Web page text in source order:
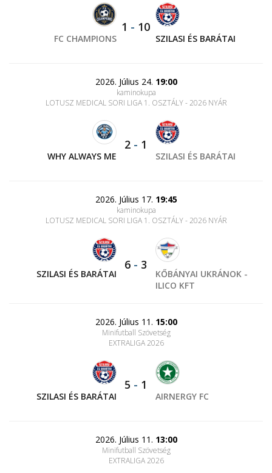
FC CHAMPIONS
1 - 10
SZILASI ÉS BARÁTAI
2026. Július 24. 19:00
kaminokupa
LOTUSZ MEDICAL SORI LIGA 1. OSZTÁLY - 2026 NYÁR
WHY ALWAYS ME
2 - 1
SZILASI ÉS BARÁTAI
2026. Július 17. 19:45
kaminokupa
LOTUSZ MEDICAL SORI LIGA 1. OSZTÁLY - 2026 NYÁR
SZILASI ÉS BARÁTAI
6 - 3
KŐBÁNYAI UKRÁNOK -
ILICO KFT
2026. Július 11. 15:00
Minifutball Szövetség
EXTRALIGA 2026
SZILASI ÉS BARÁTAI
5 - 1
AIRNERGY FC
2026. Július 11. 13:00
Minifutball Szövetség
EXTRALIGA 2026